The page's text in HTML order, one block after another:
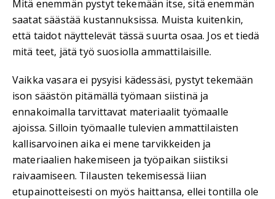
Mitä enemmän pystyt tekemään itse, sitä enemmän
saatat säästää kustannuksissa. Muista kuitenkin,
että taidot näyttelevät tässä suurta osaa. Jos et tiedä
mitä teet, jätä työ suosiolla ammattilaisille.
Vaikka vasara ei pysyisi kädessäsi, pystyt tekemään
ison säästön pitämällä työmaan siistinä ja
ennakoimalla tarvittavat materiaalit työmaalle
ajoissa. Silloin työmaalle tulevien ammattilaisten
kallisarvoinen aika ei mene tarvikkeiden ja
materiaalien hakemiseen ja työpaikan siistiksi
raivaamiseen. Tilausten tekemisessä liian
etupainotteisesti on myös haittansa, ellei tontilla ole